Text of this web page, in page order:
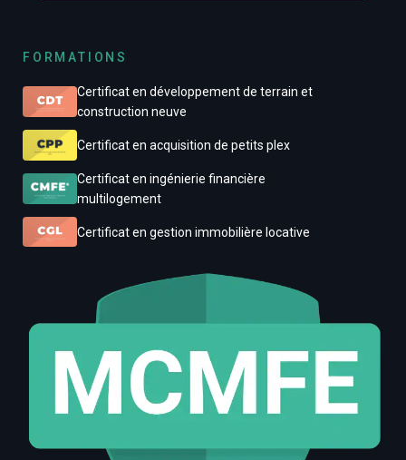
FORMATIONS
Certificat en développement de terrain et
construction neuve
Certificat en acquisition de petits plex
Certificat en ingénierie financière
multilogement
Certificat en gestion immobilière locative